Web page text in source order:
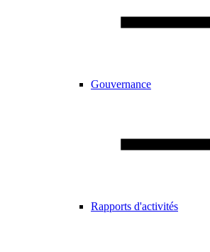
Gouvernance
Rapports d'activités